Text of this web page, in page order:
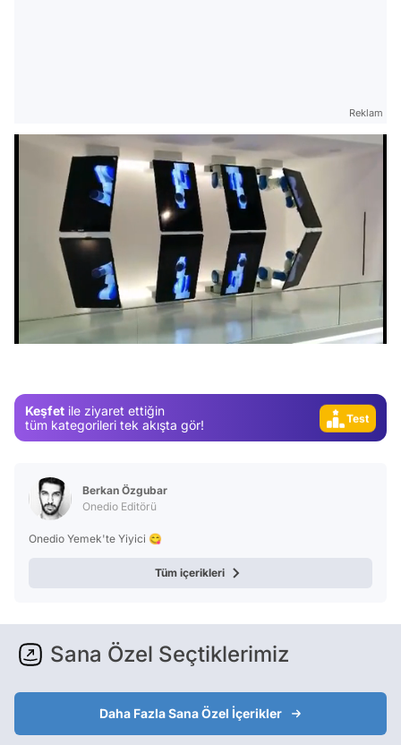
Reklam
Keşfet ile ziyaret ettiğin
tüm kategorileri tek akışta gör!
Video
Gündem
Test
Berkan Özgubar
Onedio Editörü
Onedio Yemek'te Yiyici 😋
Tüm içerikleri
Sana Özel Seçtiklerimiz
Daha Fazla Sana Özel İçerikler